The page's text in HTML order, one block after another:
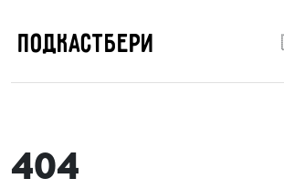
ПОДКАСТБЕРИ
404